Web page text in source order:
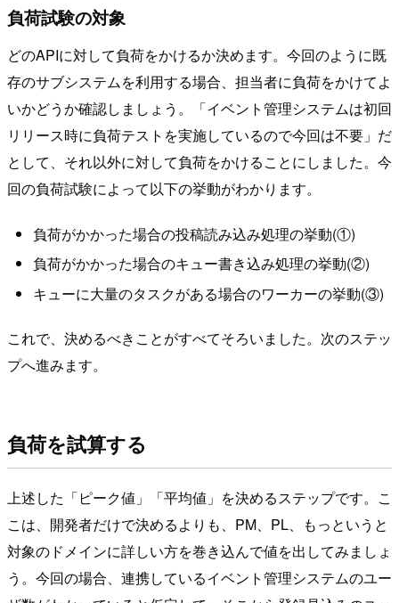
負荷試験の対象
どのAPIに対して負荷をかけるか決めます。今回のように既
存のサブシステムを利用する場合、担当者に負荷をかけてよ
いかどうか確認しましょう。「イベント管理システムは初回
リリース時に負荷テストを実施しているので今回は不要」だ
として、それ以外に対して負荷をかけることにしました。今
回の負荷試験によって以下の挙動がわかります。
負荷がかかった場合の投稿読み込み処理の挙動(①)
負荷がかかった場合のキュー書き込み処理の挙動(②)
キューに大量のタスクがある場合のワーカーの挙動(③)
これで、決めるべきことがすべてそろいました。次のステッ
プへ進みます。
負荷を試算する
上述した「ピーク値」「平均値」を決めるステップです。こ
こは、開発者だけで決めるよりも、PM、PL、もっというと
対象のドメインに詳しい方を巻き込んで値を出してみましょ
う。今回の場合、連携しているイベント管理システムのユー